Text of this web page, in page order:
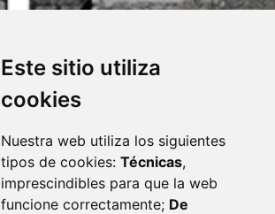
Este sitio utiliza
cookies
Nuestra web utiliza los siguientes
tipos de cookies: Técnicas,
imprescindibles para que la web
funcione correctamente; De
22400 MONZÓN - ARAGÓN (ESPAÑA)